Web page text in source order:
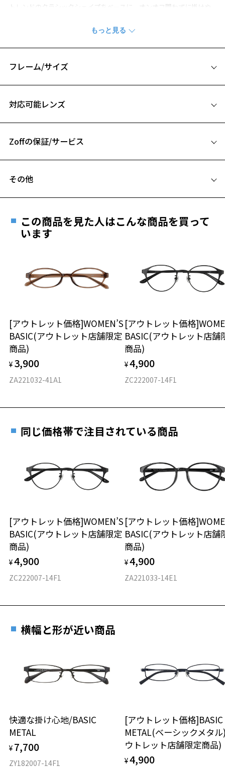
お気に入り
トレンドのクラシックシェイプをベースに、オンオフ問わずに掛けや
テンプルエンドにはネイルから着想を得たチップを配し、さりげない
お子様から小顔の女性のかたに向けた小ぶりなサイズ感になっていま
す。
※柄や色味の出方に個体差があり、画像と異なる場合がございます。
フレーム/サイズ
B ブリッジ(鼻部分)の横幅：17mm
仕上がり寸法
D 仕上がりの横幅：約139mm
E 仕上がりの縦幅：約35mm
18.1g
※着脱式サングラス：デモレンズ、アタッチメント込みの重さ
タイプ
材質
フロント素材：アセテート
対応可能レンズ
フレームとレンズの合計料金を知りたい方へ
Zoffの保証/サービス
安心1 フレーム１年間品質保証
きます。
※保証期間内に交換が行われた場合、保証期間は初期の期間から
安心2 視力測定無料
視力の変化を早めに発見するために、定期的な視
力測定をおすすめいたします。
安心3 かかり具合調整無料
す。
もっと見る
その他
ご希望のお客さまは、「レンズ交換券」をお選びのうえ、
最寄りのZoff実店舗にてレンズをお買い求めください。
※サングラスやパッケージ品では「レンズ交換券」はお選び
談ください。
オンラインストアでフレームのみ購入して、
実店舗で度付きにできます
ご購入時に「レンズ交換券」をお選びいただくと、実店舗で
度数を測定のうえ、度付きレンズ（標準セットレンズ）へ無
料交換いただけます。
お近くのZoff実店舗にて度数を測定いただけます（無料）。
その際は記入用紙をダウンロードしてお使いください。
ダウンロード
この商品を見た人はこんな商品を買って
います
[アウトレット価格]WOMEN’S
BASIC(アウトレット店舗限定
商品)
¥ 3,900
ZA221032-41A1
[アウトレット価格
BASIC(アウトレット店舗
商品)
¥4,900
ZC222007-14F1
同じ価格帯で注目されている商品
[アウトレット価格]WOMEN’S
BASIC(アウトレット店舗限定
商品)
¥4,900
ZC222007-14F1
[アウトレット価格
BASIC(アウトレット店舗
商品)
¥4,900
ZA221033-14E1
横幅と形が近い商品
快適な掛け心地/BASIC
METAL
¥ 7,700
ZY182007-14F1
[アウトレット価格]BASIC
METAL(ベーシックメタ
ウトレット店舗限定商品)
¥4,900